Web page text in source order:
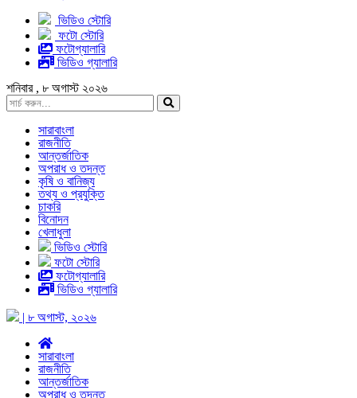
ভিডিও স্টোরি
ফটো স্টোরি
ফটোগ্যালারি
ভিডিও গ্যালারি
শনিবার , ৮ অগাস্ট ২০২৬
সারাবাংলা
রাজনীতি
আন্তর্জাতিক
অপরাধ ও তদন্ত
কৃষি ও বানিজ্য
তথ্য ও প্রযুক্তি
চাকরি
বিনোদন
খেলাধুলা
ভিডিও স্টোরি
ফটো স্টোরি
ফটোগ্যালারি
ভিডিও গ্যালারি
| ৮ অগাস্ট, ২০২৬
সারাবাংলা
রাজনীতি
আন্তর্জাতিক
অপরাধ ও তদন্ত